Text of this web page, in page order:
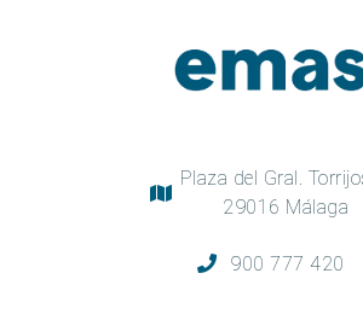
Plaza del Gral.
29016 Málaga
900 777 420